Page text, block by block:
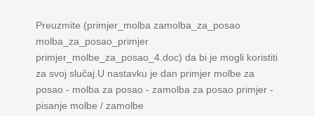
Preuzmite (primjer_molba zamolba_za_posao
molba_za_posao_primjer
primjer_molbe_za_posao_4.doc) da bi je mogli koristiti
za svoj slučaj.U nastavku je dan primjer molbe za
posao - molba za posao - zamolba za posao primjer -
pisanje molbe / zamolbe